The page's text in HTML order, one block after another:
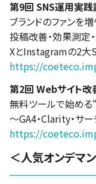
第9回 SNS運用実
ブランドのファンを
投稿改善・効果測定
XとInstagramの2大
https://
第2回 Webサイト改
無料ツールで始める
～GA4・Clarity・サ
https://
＜人気オンデマ